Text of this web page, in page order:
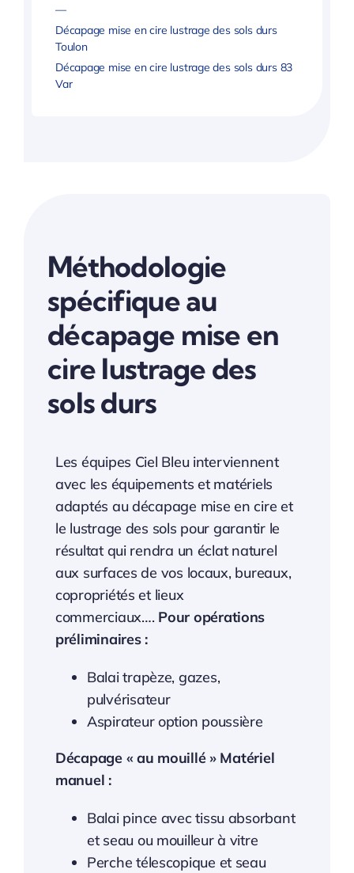
—
Décapage mise en cire lustrage des sols durs
Toulon
Décapage mise en cire lustrage des sols durs 83
Var
Méthodologie
spécifique au
décapage mise en
cire lustrage des
sols durs
Les équipes Ciel Bleu interviennent
avec les équipements et matériels
adaptés au décapage mise en cire et
le lustrage des sols pour garantir le
résultat qui rendra un éclat naturel
aux surfaces de vos locaux, bureaux,
copropriétés et lieux
commerciaux…. Pour opérations
préliminaires :
Balai trapèze, gazes,
pulvérisateur
Aspirateur option poussière
Décapage « au mouillé » Matériel
manuel :
Balai pince avec tissu absorbant
et seau ou mouilleur à vitre
Perche télescopique et seau